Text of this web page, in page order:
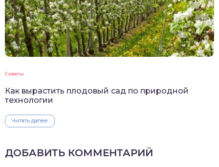
Советы
Как вырастить плодовый сад по природной
технологии
Читать далее
ДОБАВИТЬ КОММЕНТАРИЙ